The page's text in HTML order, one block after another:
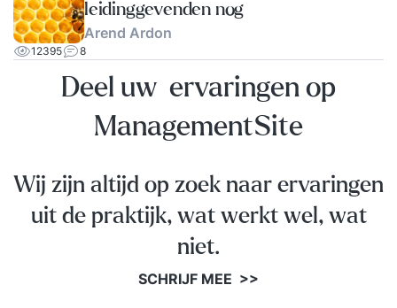
leidinggevenden nog
Arend Ardon
12395 8
Deel uw ervaringen op
ManagementSite
Wij zijn altijd op zoek naar ervaringen
uit de praktijk, wat werkt wel, wat
niet.
SCHRIJF MEE >>